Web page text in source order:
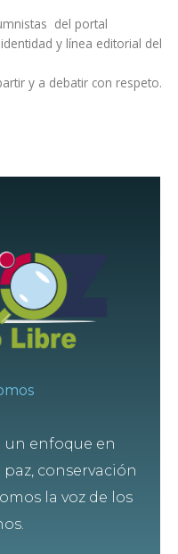
del portal
y línea editorial del
y a debatir con respeto.
un enfoque en
paz, conservación
la voz de los